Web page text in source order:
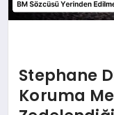
Stephane
Koruma